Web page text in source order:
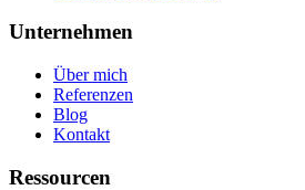
Unternehmen
Über mich
Referenzen
Blog
Kontakt
Ressourcen